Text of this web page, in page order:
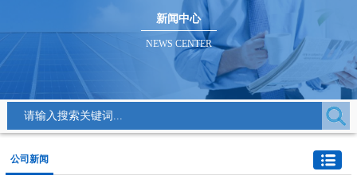
新闻中心
NEWS CENTER
公司新闻